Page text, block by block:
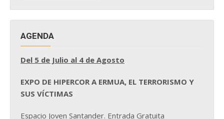
AGENDA
Del 5 de Julio al 4 de Agosto
EXPO DE HIPERCOR A ERMUA, EL TERRORISMO Y
SUS VÍCTIMAS
Espacio Joven Santander. Entrada Gratuita